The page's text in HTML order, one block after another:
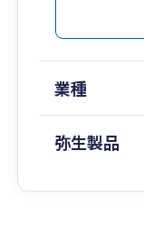
業種
弥生製品